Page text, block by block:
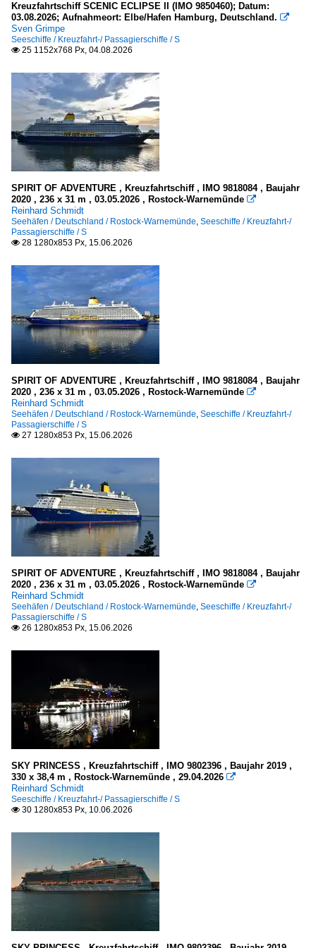
Flüsse und Seen
Europa
Großbritannien
Themse
Portugal
Inselgruppen, Inseln
Schweden
Öland
Spanien
Kanarische Inseln
Kleinere Häfen
Deutschland
Flensburg (S-H)
südlich Zadar
Spanien
auf den Balearen
Deutschland
Ostsee
Europa
Øresund
Spanien
Mittelmeer
Thailand
Patong Bay
Hong Kong
Kopenhagen
2003
2004
2006
2007
2008
2009
2010
2010
2011
2012
2014
2015
2016
2017
2019
2020
2020
2021
2023
2024
2025
2026
Kreuzfahrtschiff SCENIC ECLIPSE II (IMO 9850460); Datum:
03.08.2026; Aufnahmeort: Elbe/Hafen Hamburg, Deutschland. 
Sven Grimpe
Seeschiffe / Kreuzfahrt-/ Passagierschiffe / S
 25 1152x768 Px, 04.08.2026
SPIRIT OF ADVENTURE , Kreuzfahrtschiff , IMO 9818084 , Baujahr
2020 , 236 x 31 m , 03.05.2026 , Rostock-Warnemünde 
Reinhard Schmidt
Seehäfen / Deutschland / Rostock-Warnemünde, Seeschiffe / Kreuzfahrt-/
Passagierschiffe / S
 28 1280x853 Px, 15.06.2026
SPIRIT OF ADVENTURE , Kreuzfahrtschiff , IMO 9818084 , Baujahr
2020 , 236 x 31 m , 03.05.2026 , Rostock-Warnemünde 
Reinhard Schmidt
Seehäfen / Deutschland / Rostock-Warnemünde, Seeschiffe / Kreuzfahrt-/
Passagierschiffe / S
 27 1280x853 Px, 15.06.2026
SPIRIT OF ADVENTURE , Kreuzfahrtschiff , IMO 9818084 , Baujahr
2020 , 236 x 31 m , 03.05.2026 , Rostock-Warnemünde 
Reinhard Schmidt
Seehäfen / Deutschland / Rostock-Warnemünde, Seeschiffe / Kreuzfahrt-/
Passagierschiffe / S
 26 1280x853 Px, 15.06.2026
SKY PRINCESS , Kreuzfahrtschiff , IMO 9802396 , Baujahr 2019 ,
330 x 38,4 m , Rostock-Warnemünde , 29.04.2026 
Reinhard Schmidt
Seeschiffe / Kreuzfahrt-/ Passagierschiffe / S
 30 1280x853 Px, 10.06.2026